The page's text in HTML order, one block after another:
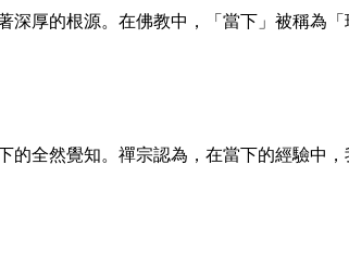
深厚的根源。在佛教中，「當下」被稱為「
的全然覺知。禪宗認為，在當下的經驗中，